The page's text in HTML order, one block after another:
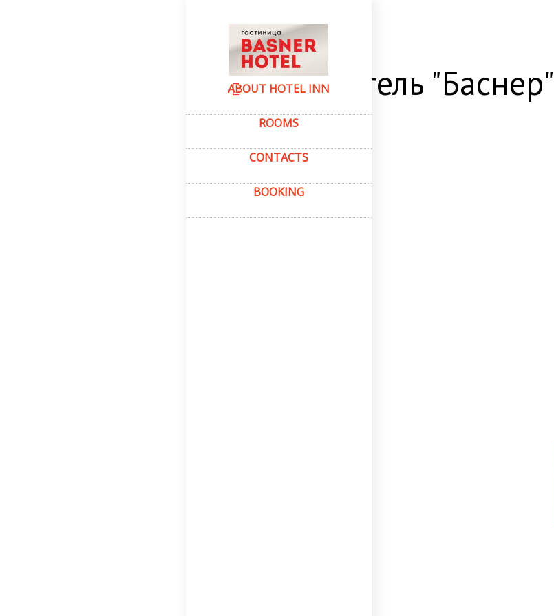
ABOUT HOTEL INN
ROOMS
CONTACTS
BOOKING
Home–About hotel inn
О нас. Отель "Баснер"